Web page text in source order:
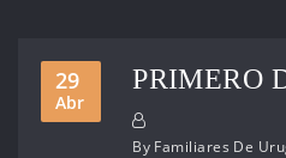
29
Abr
PRIMERO
By Familiares De